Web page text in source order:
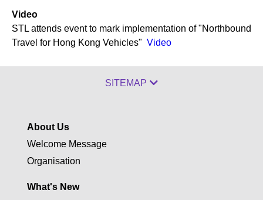
Video
STL attends event to mark implementation of "Northbound
Travel for Hong Kong Vehicles" Video
SITEMAP
About Us
Welcome Message
Organisation
What's New